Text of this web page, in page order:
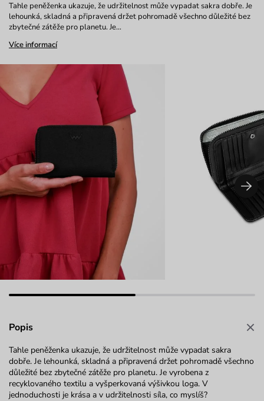
Tahle peněženka ukazuje, že udržitelnost může vypadat sakra dobře. Je
lehounká, skladná a připravená držet pohromadě všechno důležité bez
zbytečné zátěže pro planetu. Je…
Více informací
Popis
Tahle peněženka ukazuje, že udržitelnost může vypadat sakra
dobře. Je lehounká, skladná a připravená držet pohromadě všechno
důležité bez zbytečné zátěže pro planetu. Je vyrobena z
recyklovaného textilu a vyšperkovaná výšivkou loga. V
jednoduchosti je krása a v udržitelnosti síla, co myslíš?